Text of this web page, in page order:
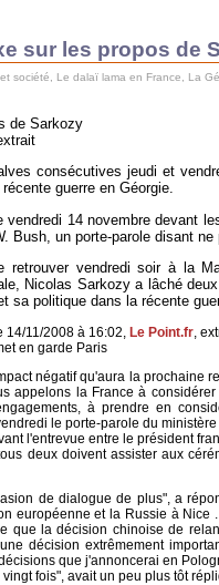
sur les propos de
société, Le dalaï lama en France, La
de Sarkozy
consécutives jeudi et
guerre en Géorgie.
14 novembre devant
Bush, un porte-parole disant
vendredi soir à la
Nicolas Sarkozy a lâché
sa politique dans la récente
14/11/2008 à 16:02,Le Point.fr ,
en garde Paris
négatif qu'aura la prochaine
appelons la France à
à prendre en
le porte-parole du
l'entrevue entre le président
deux doivent assister aux
de dialogue de plus", a
européenne et la Russie à Nice
que la décision chinoise de
décision extrêmement
que j'annoncerai en
fois", avait un peu plus tôt